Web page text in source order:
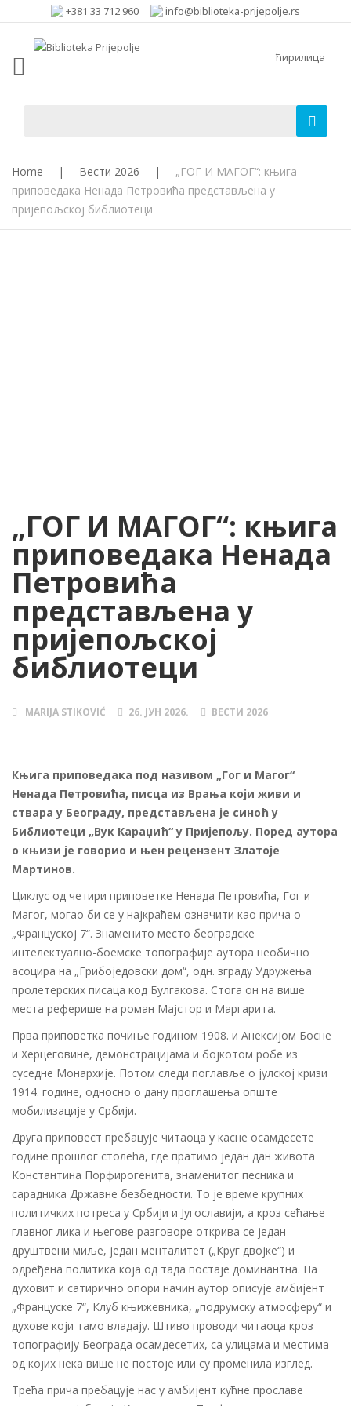
+381 33 712 960 info@biblioteka-prijepolje.rs
ћирилица
Home | Вести 2026 |
„ГОГ И МАГОГ“: књига
приповедака Ненада Петровића представљена у
пријепољској библиотеци
„ГОГ И МАГОГ“: књига
приповедака Ненада
Петровића
представљена у
пријепољској
библиотеци
AUTHOR
MARIJA STIKOVIĆ
POSTED
ON
26. ЈУН 2026. CATEGORIES
ВЕСТИ 2026
Књига приповедака под називом „Гог и Магог“
Ненада Петровића, писца из Врања који живи и
ствара у Београду, представљена је синоћ у
Библиотеци „Вук Караџић“ у Пријепољу. Поред аутора
о књизи је говорио и њен рецензент Златоје
Мартинов.
Циклус од четири приповетке Ненада Петровића, Гог и
Магог, могао би се у најкраћем означити као прича о
„Француској 7“. Знаменито место београдске
интелектуално-боемске топографије аутора необично
асоцира на „Грибоједовски дом“, одн. зграду Удружења
пролетерских писаца код Булгакова. Стога он на више
места реферише на роман Мајстор и Маргарита.
Прва приповетка почиње годином 1908. и Анексијом Босне
и Херцеговине, демонстрацијама и бојкотом робе из
суседне Монархије. Потом следи поглавље о јулској кризи
1914. године, односно о дану проглашења опште
мобилизације у Србији.
Друга приповест пребацује читаоца у касне осамдесете
године прошлог столећа, где пратимо један дан живота
Константина Порфирогенита, знаменитог песника и
сарадника Државне безбедности. То је време крупних
политичких потреса у Србији и Југославији, а кроз сећање
главног лика и његове разговоре открива се један
друштвени миље, један менталитет („Круг двојке“) и
одређена политика која од тада постаје доминантна. На
духовит и сатирично опори начин аутор описује амбијент
„Француске 7“, Клуб књижевника, „подрумску атмосферу“ и
духове који тамо владају. Штиво проводи читаоца кроз
топографију Београда осамдесетих, са улицама и местима
од којих нека више не постоје или су променила изглед.
Трећа прича пребацује нас у амбијент кућне прославе